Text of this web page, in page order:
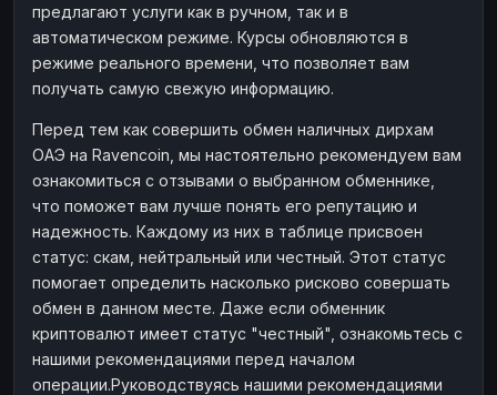
Наличные RUB
Наличные USD
Наличные KZT
Наличные
Наличные
Наличные
предлагают услуги как в ручном, так и в
автоматическом режиме. Курсы обновляются в
режиме реального времени, что позволяет вам
получать самую свежую информацию.
Перед тем как совершить обмен наличных дирхам
ОАЭ на Ravencoin, мы настоятельно рекомендуем вам
ознакомиться с отзывами о выбранном обменнике,
что поможет вам лучше понять его репутацию и
надежность. Каждому из них в таблице присвоен
статус: скам, нейтральный или честный. Этот статус
помогает определить насколько рисково совершать
обмен в данном месте. Даже если обменник
криптовалют имеет статус "честный", ознакомьтесь с
нашими рекомендациями перед началом
операции.Руководствуясь нашими рекомендациями